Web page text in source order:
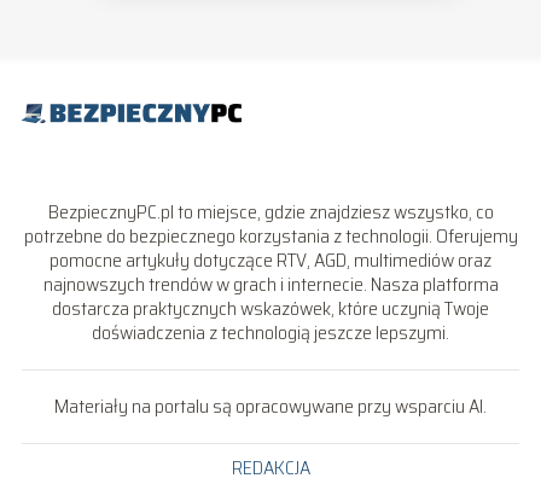
BezpiecznyPC.pl to miejsce, gdzie znajdziesz wszystko, co
potrzebne do bezpiecznego korzystania z technologii. Oferujemy
pomocne artykuły dotyczące RTV, AGD, multimediów oraz
najnowszych trendów w grach i internecie. Nasza platforma
dostarcza praktycznych wskazówek, które uczynią Twoje
doświadczenia z technologią jeszcze lepszymi.
Materiały na portalu są opracowywane przy wsparciu AI.
REDAKCJA